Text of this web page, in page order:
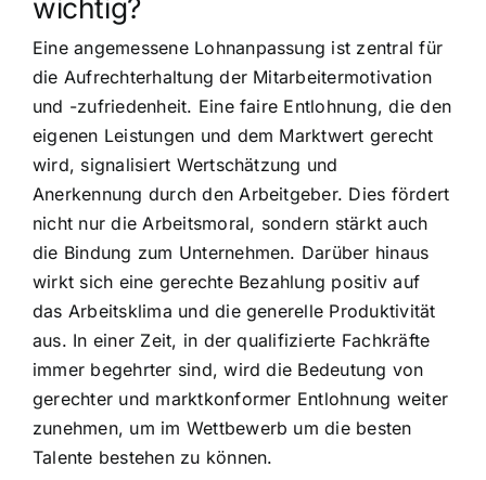
wichtig?
Eine angemessene Lohnanpassung ist zentral für
die Aufrechterhaltung der Mitarbeitermotivation
und -zufriedenheit. Eine faire Entlohnung, die den
eigenen Leistungen und dem Marktwert gerecht
wird, signalisiert Wertschätzung und
Anerkennung durch den Arbeitgeber. Dies fördert
nicht nur die Arbeitsmoral, sondern stärkt auch
die Bindung zum Unternehmen. Darüber hinaus
wirkt sich eine gerechte Bezahlung positiv auf
das Arbeitsklima und die generelle Produktivität
aus. In einer Zeit, in der qualifizierte Fachkräfte
immer begehrter sind, wird die Bedeutung von
gerechter und marktkonformer Entlohnung weiter
zunehmen, um im Wettbewerb um die besten
Talente bestehen zu können.